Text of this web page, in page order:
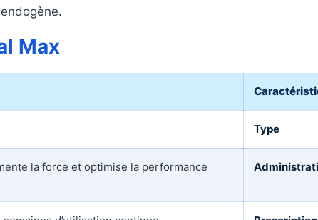
Max
Type
la force et optimise la performance